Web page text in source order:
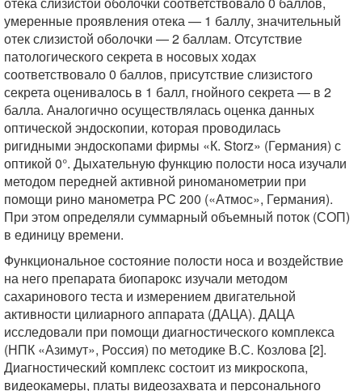
умеренные проявления отека — 1 баллу, значительный
отек слизистой оболочки — 2 баллам. Отсутствие
патологического секрета в носовых ходах
соответствовало 0 баллов, присутствие слизистого
секрета оценивалось в 1 балл, гнойного секрета — в 2
балла. Аналогично осуществлялась оценка данных
оптической эндоскопии, которая проводилась
ригидными эндоскопами фирмы «К. Storz» (Германия) с
оптикой 0°. Дыхательную функцию полости носа изучали
методом передней активной риноманометрии при
помощи рино манометра РС 200 («Атмос», Германия).
При этом определяли суммарный объемный поток (СОП)
в единицу времени.
Функциональное состояние полости носа и воздействие
на него препарата биопарокс изучали методом
сахаринового теста и измерением двигательной
активности цилиарного аппарата (ДАЦА). ДАЦА
исследовали при помощи диагностического комплекса
(НПК «Азимут», Россия) по методике В.С. Козлова [2].
Диагностический комплекс состоит из микроскопа,
видеокамеры, платы видеозахвата и персонального